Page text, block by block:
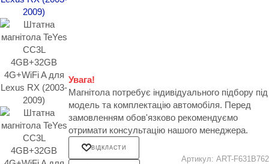
Увага!
Магнітола потребує індивідуального підбору під
модель та комплектацію автомобіля. Перед
замовленням обов'язково рекомендуємо
отримати консультацію нашого менеджера.
ВІДКЛАСТИ
Артикул: ART-F631B762